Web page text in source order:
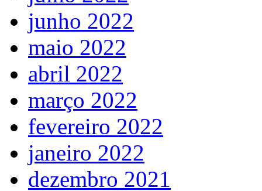
junho 2022
maio 2022
abril 2022
março 2022
fevereiro 2022
janeiro 2022
dezembro 2021